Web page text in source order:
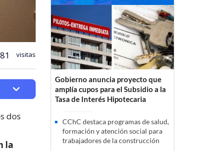
visitas
dos
la
Gobierno anuncia proyecto que
amplía cupos para el Subsidio a la
Tasa de Interés Hipotecaria
CChC destaca programas de salud,
formación y atención social para
trabajadores de la construcción